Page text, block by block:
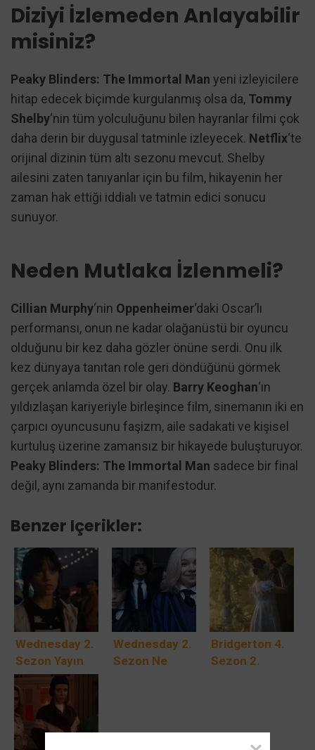
Diziyi İzlemeden Anlayabilir
misiniz?
Peaky Blinders: The Immortal Man yeni izleyicilere
hitap edecek biçimde kurgulanmış olsa da, Tommy
Shelby‘nin tüm yolculuğunu bilen hayranlar filmi çok
daha derin bir duygusal tatminle izleyecek. Netflix‘te
orijinal dizinin tüm altı sezonu mevcut. Shelby
ailesini zaten tanıyanlar için bu film, hikayenin her
zaman hak ettiği iddialı ve tatmin edici sonucu
sunuyor.
Neden Mutlaka İzlenmeli?
Cillian Murphy‘nin Oppenheimer‘daki Oscar’lı
performansı, onun ne kadar olağanüstü bir oyuncu
olduğunu bir kez daha gözler önüne serdi. Onu ilk
kez dünyaya tanıtan role geri döndüğünü görmek
gerçek anlamda özel bir olay. Barry Keoghan‘ın
yıldızlaşan kariyeriyle birleşince film, sinemanın iki en
çarpıcı oyuncusunu faşizm, aile sadakati ve kişisel
kurtuluş üzerine zamansız bir hikayede buluşturuyor.
Peaky Blinders: The Immortal Man sadece bir final
değil, aynı zamanda bir manifestodur.
Benzer Içerikler:
Wednesday 2.
Sezon Yayın
Tarihi
Spekülasyonu,
Oyuncular,
Olay Örgüsü
Ve Daha
Wednesday 2.
Sezon Ne
Bridgerton 4.
Sezon 2.
Finaline